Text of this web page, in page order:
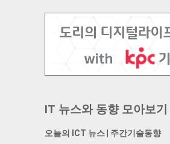
IT 뉴스와 동향 모아보기
오늘의 ICT 뉴스| 주간기술동향